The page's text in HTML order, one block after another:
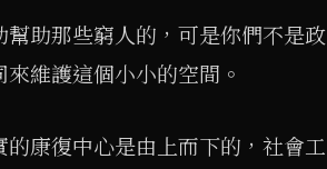
助那些窮人的，可是你們不是政
維護這個小小的空間。
康復中心是由上而下的，社會工